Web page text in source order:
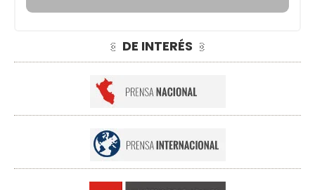
DE INTERÉS